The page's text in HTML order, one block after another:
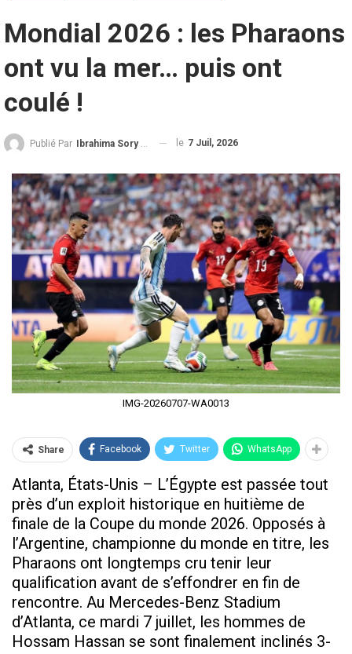
Mondial 2026 : les Pharaons
ont vu la mer… puis ont
coulé !
Publié Par Ibrahima Sory Diallo le 7 Juil, 2026
IMG-20260707-WA0013
Share Facebook Twitter WhatsApp
Atlanta, États-Unis – L’Égypte est passée tout
près d’un exploit historique en huitième de
finale de la Coupe du monde 2026. Opposés à
l’Argentine, championne du monde en titre, les
Pharaons ont longtemps cru tenir leur
qualification avant de s’effondrer en fin de
rencontre. Au Mercedes-Benz Stadium
d’Atlanta, ce mardi 7 juillet, les hommes de
Hossam Hassan se sont finalement inclinés 3-